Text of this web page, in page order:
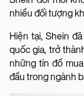
nhiều đối tượng
Hiện tại, Shein
quốc gia, trở
những tín đồ
đầu trong ngành